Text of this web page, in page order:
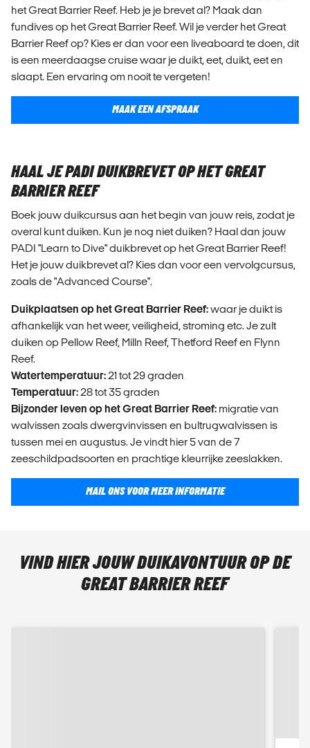
het Great Barrier Reef. Heb je je brevet al? Maak dan
fundives op het Great Barrier Reef. Wil je verder het Great
Barrier Reef op? Kies er dan voor een liveaboard te doen, dit
is een meerdaagse cruise waar je duikt, eet, duikt, eet en
slaapt. Een ervaring om nooit te vergeten!
MAAK EEN AFSPRAAK
HAAL JE PADI DUIKBREVET OP HET GREAT
BARRIER REEF
Boek jouw duikcursus aan het begin van jouw reis, zodat je
overal kunt duiken. Kun je nog niet duiken? Haal dan jouw
PADI "Learn to Dive" duikbrevet op het Great Barrier Reef!
Het je jouw duikbrevet al? Kies dan voor een vervolgcursus,
zoals de "Advanced Course".
Duikplaatsen op het Great Barrier Reef:waar je duikt is
afhankelijk van het weer, veiligheid, stroming etc. Je zult
duiken op Pellow Reef, Milln Reef, Thetford Reef en Flynn
Reef.
Watertemperatuur: 21 tot 29 graden
Temperatuur: 28 tot 35 graden
Bijzonder leven op het Great Barrier Reef: migratie van
walvissen zoals dwergvinvissen en bultrugwalvissen is
tussen mei en augustus. Je vindt hier 5 van de 7
zeeschildpadsoorten en prachtige kleurrijke zeeslakken.
MAIL ONS VOOR MEER INFORMATIE
VIND HIER JOUW DUIKAVONTUUR OP DE
GREAT BARRIER REEF